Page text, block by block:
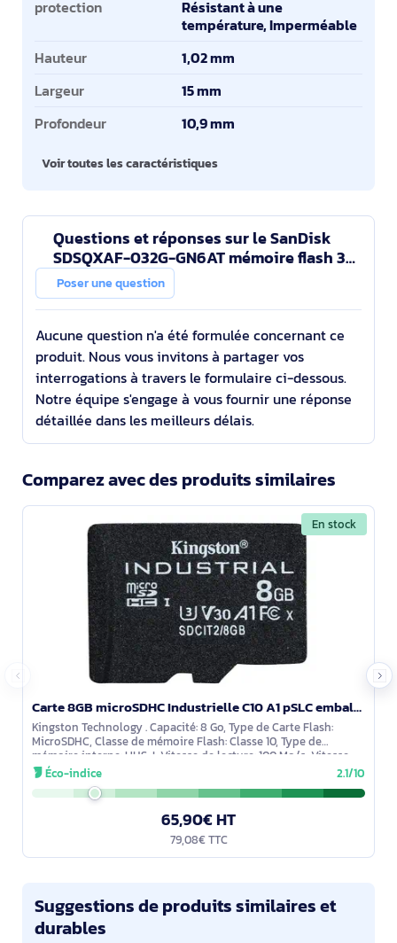
protection
Résistant à une
température, Imperméable
Hauteur
1,02 mm
Largeur
15 mm
Profondeur
10,9 mm
Voir toutes les caractéristiques
Questions et réponses sur le SanDisk
SDSQXAF-032G-GN6AT mémoire flash 32
Go MicroSDHC UHS-I
Poser une question
Aucune question n'a été formulée concernant ce
produit. Nous vous invitons à partager vos
interrogations à travers le formulaire ci-dessous.
Notre équipe s'engage à vous fournir une réponse
détaillée dans les meilleurs délais.
Comparez avec des produits similaires
En stock
Carte 8GB microSDHC Industrielle C10 A1 pSLC emballage individuel sans adaptateur - SDCIT2/8GBSP
Kingston Technology . Capacité: 8 Go, Type de Carte Flash:
MicroSDHC, Classe de mémoire Flash: Classe 10, Type de
mémoire interne: UHS-I, Vitesse de lecture: 100 Mo/s, Vitesse
d'écriture: 80 Mo/s,
Éco-indice 2.1/10
65,90€ HT
79,08€ TTC
Suggestions de produits similaires et
durables